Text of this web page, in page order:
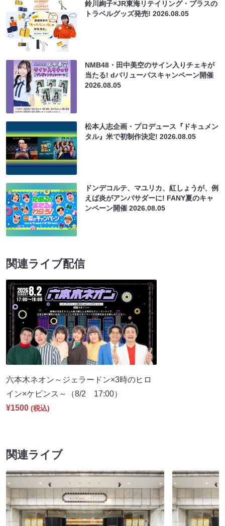
鈴川絢子×JR東海リテイリング・プラスの
トラベルグッズ発売!2026.08.05
NMB48・田中美空のサイン入りチェキが
当たる! dバリューパスキャンペーン開催
2026.08.05
松本人志企画・プロデュース『ドキュメン
タル』米で初制作決定!2026.08.05
ドンデコルテ、マユリカ、紅しょうが、例
えば炎がアンバサダーに! FANY夏のキャ
ンペーン開催2026.08.05
関連ライブ配信
六本木ネオン～ジェラードン×3時のヒロ
イン×ケビンス～（8/2 17:00）
¥1500 (税込)
関連ライブ